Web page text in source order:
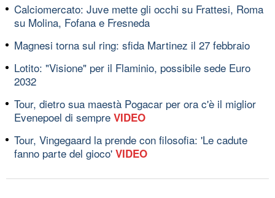
Calciomercato: Juve mette gli occhi su Frattesi, Roma
su Molina, Fofana e Fresneda
Magnesi torna sul ring: sfida Martinez il 27 febbraio
Lotito: "Visione" per il Flaminio, possibile sede Euro
2032
Tour, dietro sua maestà Pogacar per ora c'è il miglior
Evenepoel di sempre VIDEO
Tour, Vingegaard la prende con filosofia: 'Le cadute
fanno parte del gioco' VIDEO